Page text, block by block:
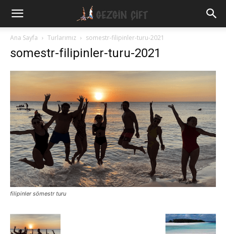
Gezgin
Çift
Ana Sayfa Turlarımız somestr-filipinler-turu-2021
somestr-filipinler-turu-2021
filipinler sömestr turu